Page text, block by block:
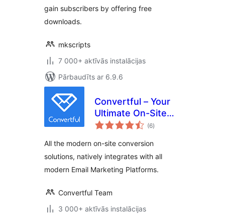
gain subscribers by offering free
downloads.
mkscripts
7 000+ aktīvās instalācijas
Pārbaudīts ar 6.9.6
Convertful – Your
Ultimate On-Site
Conversion Tool
(6vērtējumu
kopsumma
)
All the modern on-site conversion
solutions, natively integrates with all
modern Email Marketing Platforms.
Convertful Team
3 000+ aktīvās instalācijas